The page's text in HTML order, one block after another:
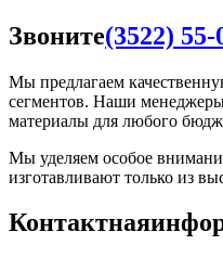
Звоните(3522) 55-
Мы предлагаем
сегментов. Наши
материалы для любого
Мы уделяем особое
изготавливают только из
Контактная